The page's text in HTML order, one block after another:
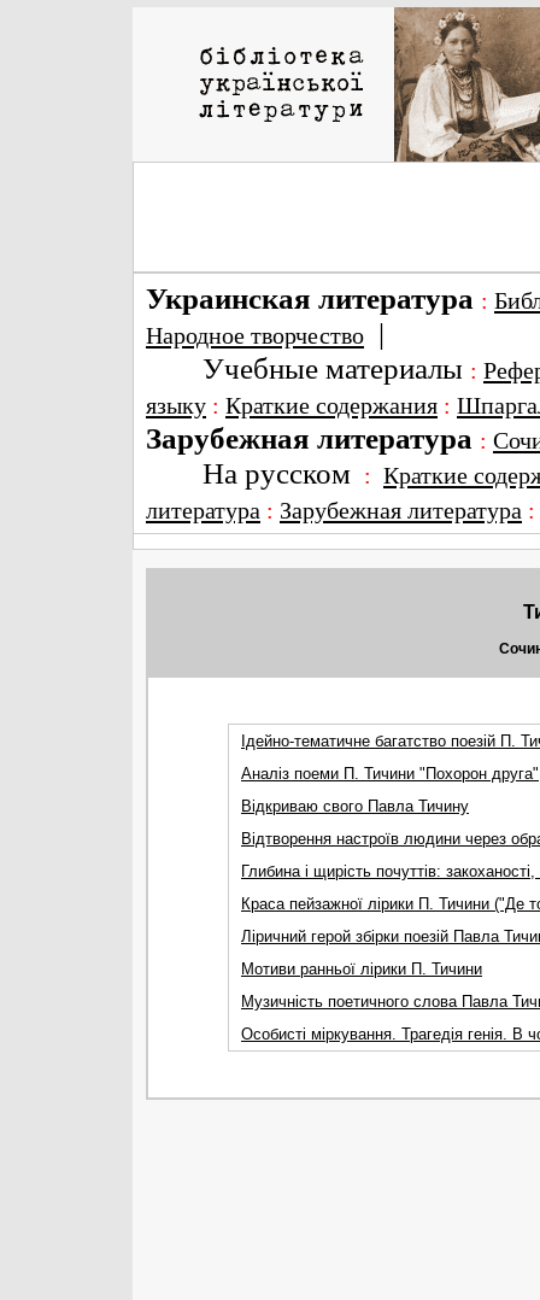
Украинская литература :
Народное творчество |
Учебные материалы :
языку : Краткие содержания :
Зарубежная литература :
На русском : Краткие
литература : Зарубежная литература
Ідейно-тематичне багатство поезій П.
Аналіз поеми П. Тичини "Похорон друга"
Вiдкриваю свого Павла Тичину
Відтворення настроїв людини через
Глибина i щирiсть почуттiв:
Краса пейзажної лірики П. Тичини ("Де
Лiричний герой збiрки поезiй Павла
Мотиви ранньої лірики П. Тичини
Музичнiсть поетичного слова Павла
Особистi мiркування. Трагедiя генiя. В